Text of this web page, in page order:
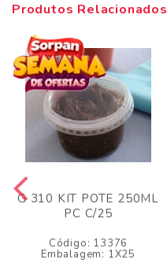
Produtos Relacionados
G 310 KIT POTE 250ML
PC C/25
Código: 13376
Embalagem: 1X25